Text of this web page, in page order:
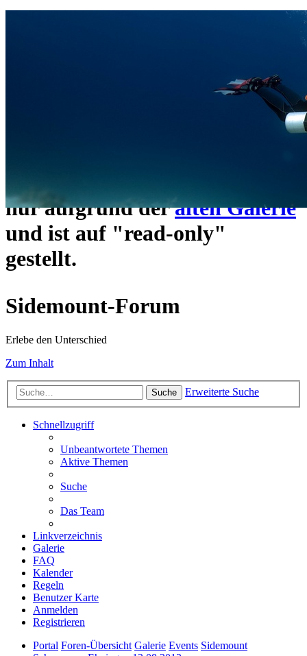
umgezogen und wie gewohnt
https://www.sidemount-
Das alte Forum hier existiert
nur aufgrund deralten Galerie
und ist auf "read-only"
gestellt.
Sidemount-Forum
Erlebe den Unterschied
Zum Inhalt
Suche Erweiterte Suche
Schnellzugriff
Unbeantwortete Themen
Aktive Themen
Suche
Das Team
Linkverzeichnis
Galerie
FAQ
Kalender
Regeln
Benutzer Karte
Anmelden
Registrieren
Portal Foren-Übersicht Galerie Events Sidemount